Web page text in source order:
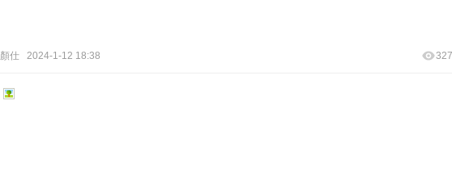
顏仕 2024-1-12 18:38